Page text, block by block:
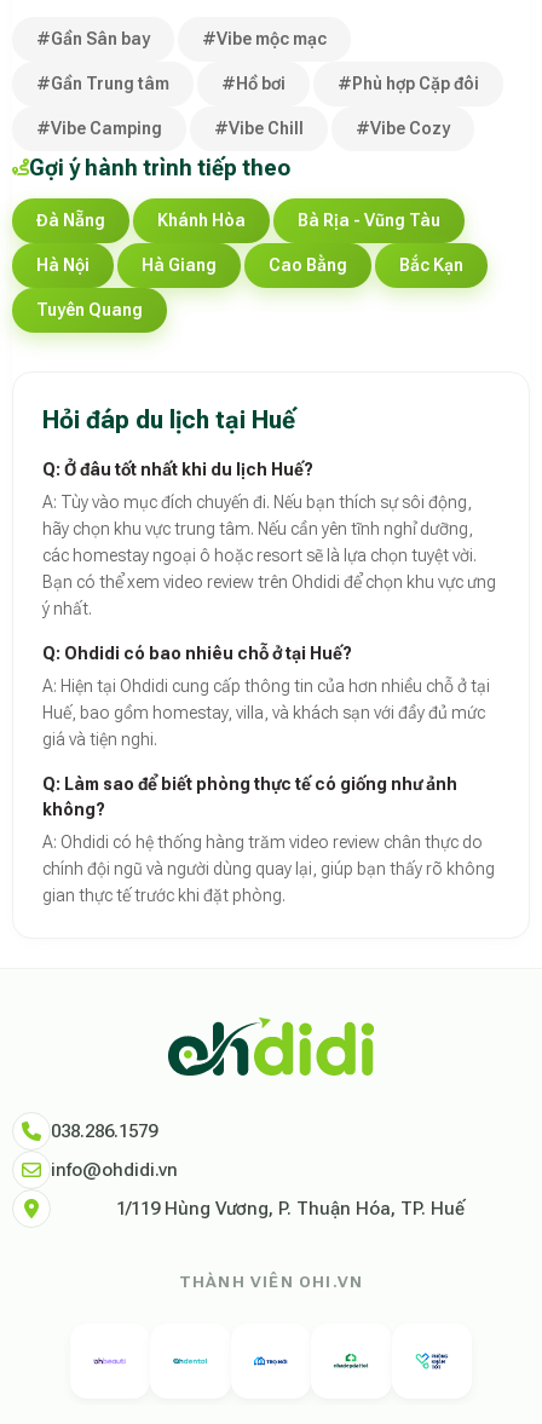
#Gần Sân bay #Vibe mộc mạc
#Gần Trung tâm #Hồ bơi #Phù hợp Cặp đôi
#Vibe Camping #Vibe Chill #Vibe Cozy
Gợi ý hành trình tiếp theo
Đà Nẵng Khánh Hòa Bà Rịa - Vũng Tàu
Hà Nội Hà Giang Cao Bằng Bắc Kạn
Tuyên Quang
Hỏi đáp du lịch tại Huế
Q: Ở đâu tốt nhất khi du lịch Huế?
A: Tùy vào mục đích chuyến đi. Nếu bạn thích sự sôi động,
hãy chọn khu vực trung tâm. Nếu cần yên tĩnh nghỉ dưỡng,
các homestay ngoại ô hoặc resort sẽ là lựa chọn tuyệt vời.
Bạn có thể xem video review trên Ohdidi để chọn khu vực ưng
ý nhất.
Q: Ohdidi có bao nhiêu chỗ ở tại Huế?
A: Hiện tại Ohdidi cung cấp thông tin của hơn nhiều chỗ ở tại
Huế, bao gồm homestay, villa, và khách sạn với đầy đủ mức
giá và tiện nghi.
Q: Làm sao để biết phòng thực tế có giống như ảnh
không?
A: Ohdidi có hệ thống hàng trăm video review chân thực do
chính đội ngũ và người dùng quay lại, giúp bạn thấy rõ không
gian thực tế trước khi đặt phòng.
Ohdidi Facebook Official,
038.286.1579
info@ohdidi.vn
1/119 Hùng Vương, P. Thuận Hóa, TP. Huế
THÀNH VIÊN OHI.VN